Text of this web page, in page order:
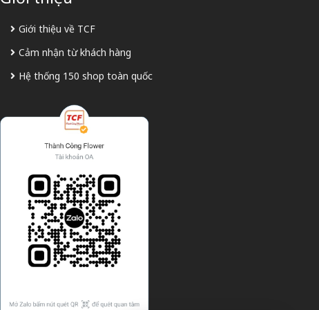
Giới thiệu về TCF
Cảm nhận từ khách hàng
Hệ thống 150 shop toàn quốc